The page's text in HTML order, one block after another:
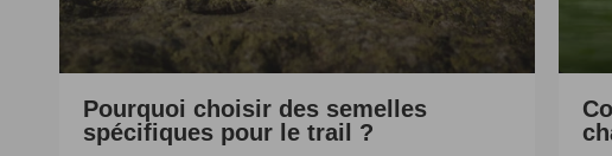
Pourquoi choisir des semelles
spécifiques pour le trail ?